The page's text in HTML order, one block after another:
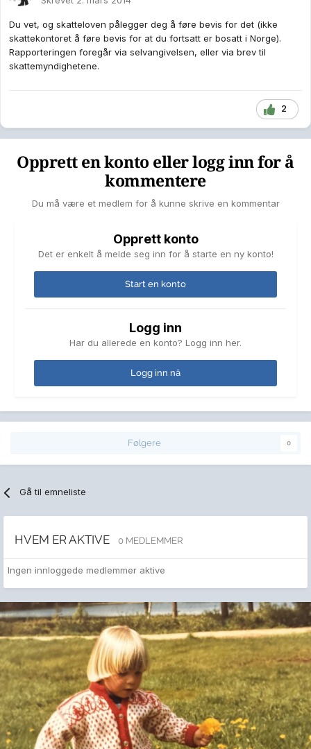
Du vet, og skatteloven pålegger deg å føre bevis for det (ikke
skattekontoret å føre bevis for at du fortsatt er bosatt i Norge).
Rapporteringen foregår via selvangivelsen, eller via brev til
skattemyndighetene.
2
Opprett en konto eller logg inn for å
kommentere
Du må være et medlem for å kunne skrive en kommentar
Opprett konto
Det er enkelt å melde seg inn for å starte en ny konto!
Start en konto
Logg inn
Har du allerede en konto? Logg inn her.
Logg inn nå
Følgere 0
Gå til emneliste
HVEM ER AKTIVE 0 MEDLEMMER
Ingen innloggede medlemmer aktive